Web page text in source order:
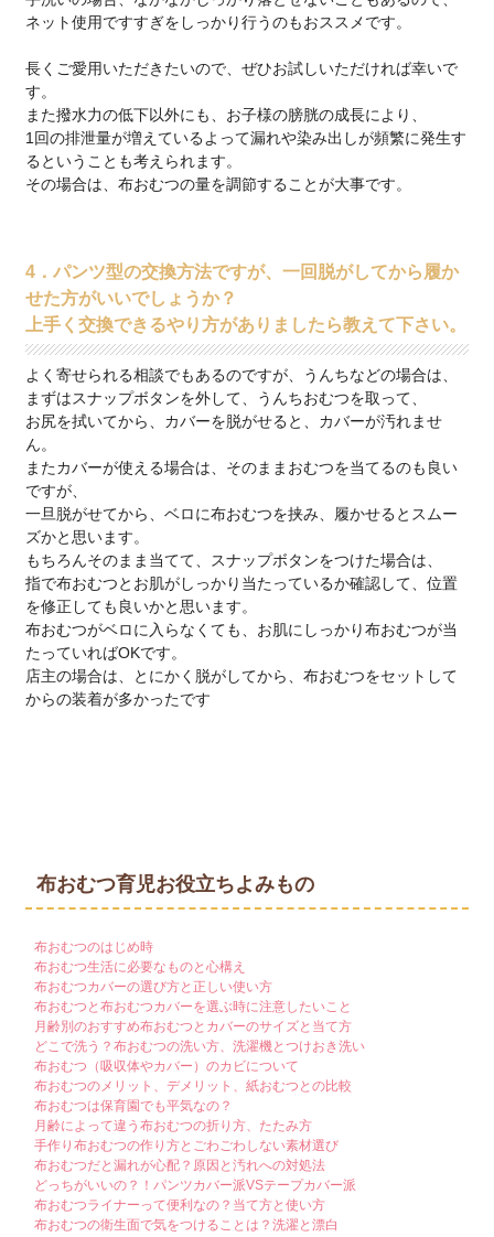
ネット使用ですすぎをしっかり行うのもおススメです。
長くご愛用いただきたいので、ぜひお試しいただければ幸いで
す。
また撥水力の低下以外にも、お子様の膀胱の成長により、
1回の排泄量が増えているよって漏れや染み出しが頻繁に発生す
るということも考えられます。
その場合は、布おむつの量を調節することが大事です。
4．パンツ型の交換方法ですが、一回脱がしてから履か
せた方がいいでしょうか？
上手く交換できるやり方がありましたら教えて下さい。
よく寄せられる相談でもあるのですが、うんちなどの場合は、
まずはスナップボタンを外して、うんちおむつを取って、
お尻を拭いてから、カバーを脱がせると、カバーが汚れませ
ん。
またカバーが使える場合は、そのままおむつを当てるのも良い
ですが、
一旦脱がせてから、ベロに布おむつを挟み、履かせるとスムー
ズかと思います。
もちろんそのまま当てて、スナップボタンをつけた場合は、
指で布おむつとお肌がしっかり当たっているか確認して、位置
を修正しても良いかと思います。
布おむつがベロに入らなくても、お肌にしっかり布おむつが当
たっていればOKです。
店主の場合は、とにかく脱がしてから、布おむつをセットして
からの装着が多かったです
布おむつ育児お役立ちよみもの
布おむつのはじめ時
布おむつ生活に必要なものと心構え
布おむつカバーの選び方と正しい使い方
布おむつと布おむつカバーを選ぶ時に注意したいこと
月齢別のおすすめ布おむつとカバーのサイズと当て方
どこで洗う？布おむつの洗い方、洗濯機とつけおき洗い
布おむつ（吸収体やカバー）のカビについて
布おむつのメリット、デメリット、紙おむつとの比較
布おむつは保育園でも平気なの？
月齢によって違う布おむつの折り方、たたみ方
手作り布おむつの作り方とごわごわしない素材選び
布おむつだと漏れが心配？原因と汚れへの対処法
どっちがいいの？！パンツカバー派VSテープカバー派
布おむつライナーって便利なの？当て方と使い方
布おむつの衛生面で気をつけることは？洗濯と漂白